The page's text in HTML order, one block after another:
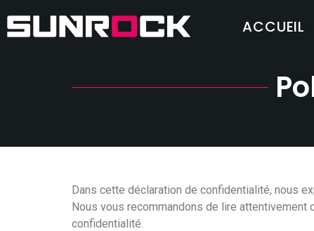
ACCUEIL
Dans cette déclaration de confidentialité, nous
Nous vous recommandons de lire
confidentialité.